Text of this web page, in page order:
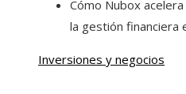
Cómo Nubox
la gestión financiera
Inversiones y negocios